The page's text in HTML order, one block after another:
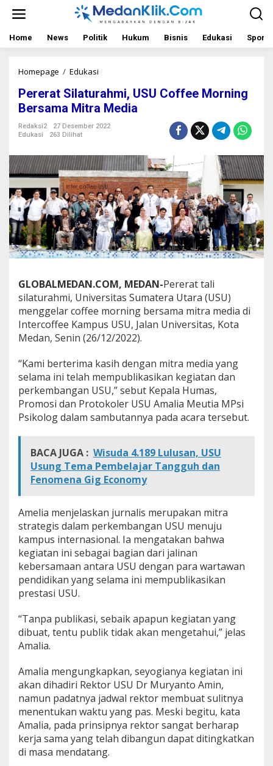
t
Home News Politik Hukum Bisnis Edukasi Sport
Homepage / Edukasi
r
e
r
a
i
l
a
t
u
r
a
h
m
i
U
S
U
C
o
f
e
M
o
r
i
B
e
r
s
m
a
M
i
t
r
a
a
Pererat Silaturahmi, USU Coffee Morning
Bersama Mitra Media
Redaksi2
27 Desember 2022
Edukasi
263 Dilihat
GLOBALMEDAN.COM, MEDAN-Pererat tali
silaturahmi, Universitas Sumatera Utara (USU)
menggelar coffee morning bersama mitra media di
Intercoffee Kampus USU, Jalan Universitas, Kota
Medan, Senin (26/12/2022).
“Kami berterima kasih dengan mitra media yang
selama ini telah mempublikasikan kegiatan dan
perkembangan USU,” sebut Kepala Humas,
Promosi dan Protokoler USU Amalia Meutia MPsi
Psikolog dalam sambutannya pada acara tersebut.
BACA JUGA : Wisuda 4.189 Lulusan, USU
Usung Tema Pembelajar Tangguh dan
Fenomena Gig Economy
Amelia menjelaskan jurnalis merupakan mitra
strategis dalam perkembangan USU menuju
kampus internasional. Ia mengatakan bahwa
kegiatan ini sebagai bagian dari jalinan
kebersamaan antara USU dengan para wartawan
pendidikan yang selama ini mempublikasikan
prestasi USU.
“Tanpa publikasi, sebaik apapun kegiatan yang
dibuat, tentu publik tidak akan mengetahui,” jelas
Amalia.
Amalia mengungkapkan, seyogianya kegiatan ini
akan dihadiri Rektor USU Dr Muryanto Amin,
namun padatnya jadwal rektor membuat sulitnya
menentukan waktu yang pas. Meski begitu, kata
Amalia, pada prinsipnya rektor sangat berharap
kerja sama yang telah dibangun dapat ditingkatkan
di masa mendatang.